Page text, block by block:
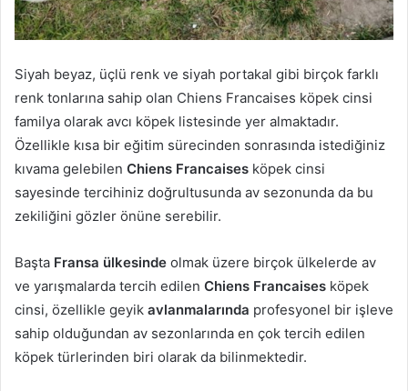
Siyah beyaz, üçlü renk ve siyah portakal gibi birçok farklı
renk tonlarına sahip olan Chiens Francaises köpek cinsi
familya olarak avcı köpek listesinde yer almaktadır.
Özellikle kısa bir eğitim sürecinden sonrasında istediğiniz
kıvama gelebilen Chiens Francaises köpek cinsi
sayesinde tercihiniz doğrultusunda av sezonunda da bu
zekiliğini gözler önüne serebilir.
Başta Fransa ülkesinde olmak üzere birçok ülkelerde av
ve yarışmalarda tercih edilen Chiens Francaises köpek
cinsi, özellikle geyik avlanmalarında profesyonel bir işleve
sahip olduğundan av sezonlarında en çok tercih edilen
köpek türlerinden biri olarak da bilinmektedir.